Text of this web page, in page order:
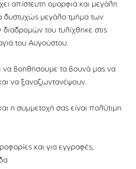
απίστευτη ομορφιά και μεγάλη
δυστυχώς μεγάλο τμήμα των
του τυλίχθηκε στις
του Αυγούστου.
να βοηθήσουμε τα βουνά μας να
να ξαναζωντανέψουν.
η συμμετοχή σας είναι πολύτιμη
και για εγγραφές,